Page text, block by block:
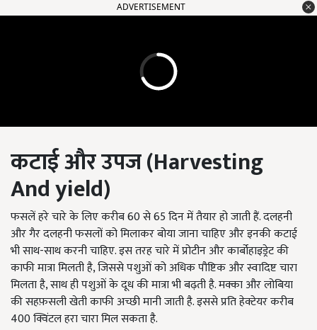
ADVERTISEMENT
कटाई और उपज (Harvesting
And yield)
फसलें हरे चारे के लिए करीब 60 से 65 दिन में तैयार हो जाती हैं. दलहनी
और गैर दलहनी फसलों को मिलाकर बोया जाना चाहिए और इनकी कटाई
भी साथ-साथ करनी चाहिए. इस तरह चारे में प्रोटीन और कार्बोहाइड्रेट की
काफी मात्रा मिलती है, जिससे पशुओं को अधिक पौष्टिक और स्वादिष्ट चारा
मिलता है, साथ ही पशुओं के दूध की मात्रा भी बढ़ती है. मक्का और लोबिया
की सहफ़सली खेती काफी अच्छी मानी जाती है. इससे प्रति हेक्टेयर करीब
400 क्विंटल हरा चारा मिल सकता है.